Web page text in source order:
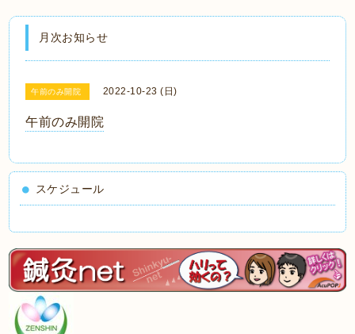
月次お知らせ
午前のみ開院 2022-10-23 (日)
午前のみ開院
スケジュール